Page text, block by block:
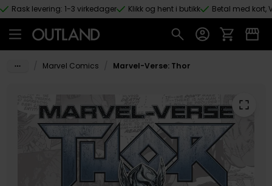
Hopp til hovedinnhold
Rask levering: 1-3 virkedager Klikk og hent i butikk Betal med kort,
Marvel Comics Marvel-Verse: Thor